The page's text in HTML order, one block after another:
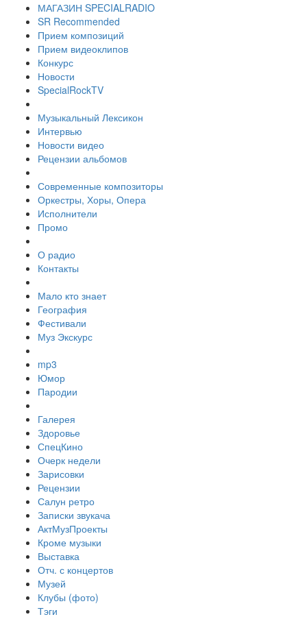
МАГАЗИН SPECIALRADIO
SR Recommended
Прием композиций
Прием видеоклипов
Конкурс
Новости
SpecialRockTV
Музыкальный Лексикон
Интервью
Новости видео
Рецензии альбомов
Современные композиторы
Оркестры, Хоры, Опера
Исполнители
Промо
О радио
Контакты
Мало кто знает
География
Фестивали
Муз Экскурс
mp3
Юмор
Пародии
Галерея
Здоровье
СпецКино
Очерк недели
Зарисовки
Рецензии
Салун ретро
Записки звукача
АктМузПроекты
Кроме музыки
Выставка
Отч. с концертов
Музей
Клубы (фото)
Тэги